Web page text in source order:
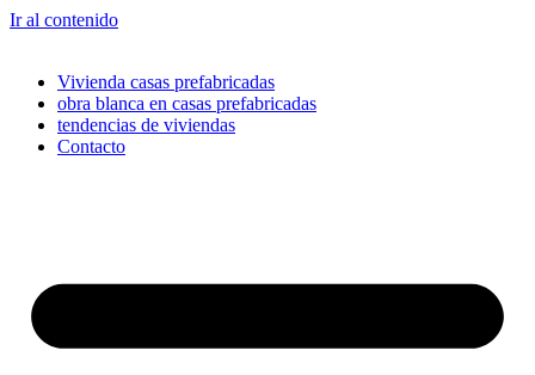
Ir al contenido
Vivienda casas prefabricadas
obra blanca en casas prefabricadas
tendencias de viviendas
Contacto